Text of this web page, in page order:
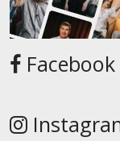
Facebook